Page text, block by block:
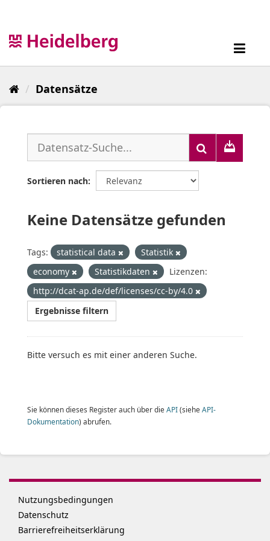
Datensätze
Sortieren nach
Keine Datensätze gefunden
Tags: statistical data
Statistik
economy
Statistikdaten
Lizenzen:
http://dcat-ap.de/def/licenses/cc-by/4.0
Ergebnisse filtern
Bitte versuch es mit einer anderen Suche.
Sie können dieses Register auch über die API(siehe API-
Dokumentation) abrufen.
Nutzungsbedingungen
Datenschutz
Barrierefreiheitserklärung